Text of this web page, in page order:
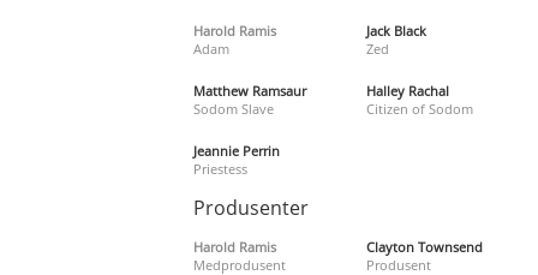
Harold Ramis
Adam
Jack Black
Zed
Matthew Ramsaur
Sodom Slave
Halley Rachal
Citizen of Sodom
Jeannie Perrin
Priestess
Produsenter
Harold Ramis
Medprodusent
Clayton Townsend
Produsent